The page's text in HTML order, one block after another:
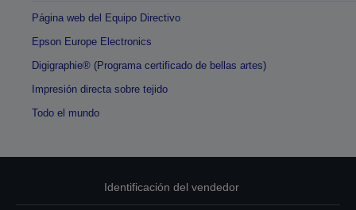
Página web del Equipo Directivo
Epson Europe Electronics
Digigraphie® (Programa certificado de bellas artes)
Impresión directa sobre tejido
Todo el mundo
Identificación del vendedor